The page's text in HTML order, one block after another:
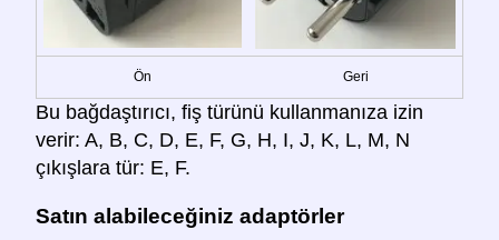
Ön Geri
Bu bağdaştırıcı, fiş türünü kullanmanıza izin
verir: A, B, C, D, E, F, G, H, I, J, K, L, M, N
çıkışlara tür: E, F.
Satın alabileceğiniz adaptörler